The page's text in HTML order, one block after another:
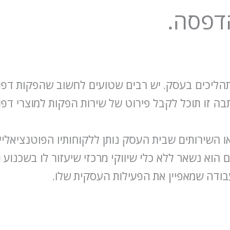
בעסק. יש רבים שטועים לחשוב שהפקות דפוס
תוכל לקבל פירוט של שירות הפקות למוצרי
השירותים שבית העסק נותן ללקוחותיו
נשאר ללא כלי שיווקי מרכזי שיעזור לו
שמאפיין את הפעילות העסקית שלו.